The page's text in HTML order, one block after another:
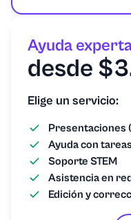
Ayuda
desde
Elige un servicio:
Presentaciones
Ayuda con tareas
Soporte STEM
Asistencia en
Edición y